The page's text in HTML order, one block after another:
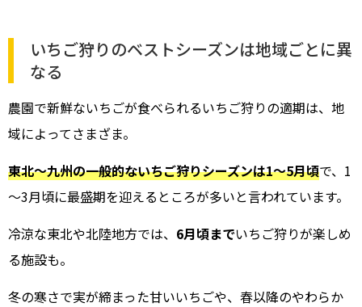
いちご狩りのベストシーズンは地域ごとに異
なる
農園で新鮮ないちごが食べられるいちご狩りの適期は、地
域によってさまざま。
東北～九州の一般的ないちご狩りシーズンは1～5月頃で、1
～3月頃に最盛期を迎えるところが多いと言われています。
冷涼な東北や北陸地方では、 6月頃までいちご狩りが楽しめ
る施設も。
冬の寒さで実が締まった甘いいちごや、春以降のやわらか